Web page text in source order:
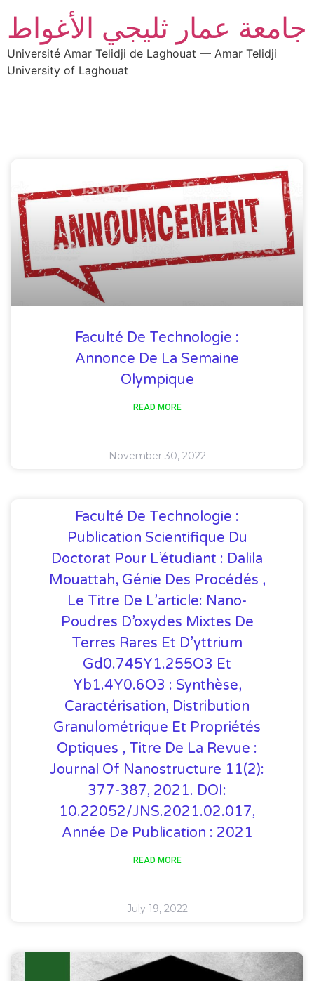
جامعة عمار ثليجي الأغواط
Université Amar Telidji de Laghouat — Amar Telidji
University of Laghouat
Faculté De Technologie :
Annonce De La Semaine
Olympique
READ MORE
November 30, 2022
Faculté De Technologie :
Publication Scientifique Du
Doctorat Pour L’étudiant : Dalila
Mouattah, Génie Des Procédés ,
Le Titre De L’article: Nano-
Poudres D’oxydes Mixtes De
Terres Rares Et D’yttrium
Gd0.745Y1.255O3 Et
Yb1.4Y0.6O3 : Synthèse,
Caractérisation, Distribution
Granulométrique Et Propriétés
Optiques , Titre De La Revue :
Journal Of Nanostructure 11(2):
377-387, 2021. DOI:
10.22052/JNS.2021.02.017,
Année De Publication : 2021
READ MORE
July 19, 2022